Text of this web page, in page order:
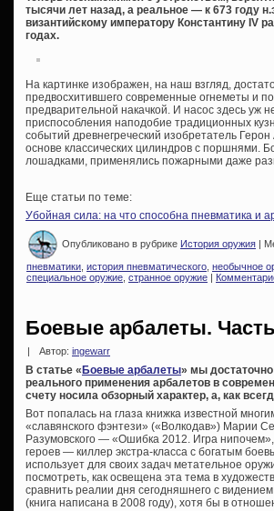
тысячи лет назад, а реальное — к 673 году
византийскому императору Константину IV
годах.
На картинке изображен, на наш взгляд,
предвосхитившего современные огнеметы и
предварительной накачкой. И насос здесь уж
приспособления наподобие традиционных
событий древнегреческий изобретатель
основе классических цилиндров с поршнями.
лошадками, применялись пожарными даже
Еще статьи по теме:
Убойная сила: на что способна пневматика и
Опубликовано в рубрике История оружия |
пневматики история пневматического необычное
специальное оружие странное оружие
Боевые арбалеты.
| Автор: ingewarr
В статье « Боевые арбалеты» мы
реального применения арбалетов в
счету носила обзорный характер, а, как
Вот попалась на глаза книжка известной
«славянского фэнтези» («Волкодав») Марии
Разумовского — «Ошибка 2012. Игра
героев — киллер экстра-класса с богатым
использует для своих задач метательное
посмотреть, как освещена эта тема в
сравнить реалии дня сегодняшнего с
(книга написана в 2008 году), хотя бы в